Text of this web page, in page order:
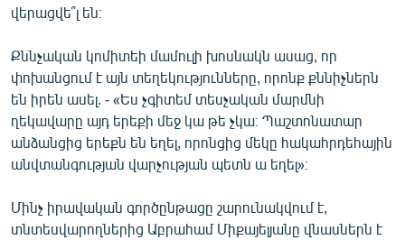
վերացվե՞լ են։
Քննչական կոմիտեի մամուլի խոսնակն ասաց, որ
փոխանցում է այն տեղեկությունները, որոնք քննիչներն
են իրեն ասել. - «Ես չգիտեմ տեսչական մարմնի
ղեկավարը այդ երեքի մեջ կա թե չկա։ Պաշտոնատար
անձանցից երեքն են եղել, որոնցից մեկը հակահրդեհային
անվտանգության վարչության պետն ա եղել»։
Մինչ իրավական գործընթացը շարունակվում է,
տնտեսվարողներից Աբրահամ Միքայելյանը վնասներն է